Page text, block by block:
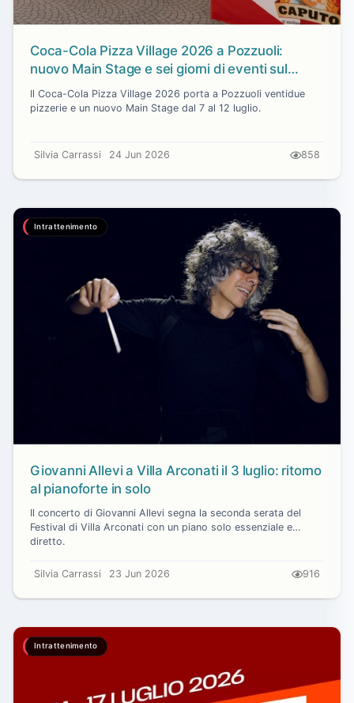
Coca-Cola Pizza Village 2026 a Pozzuoli:
nuovo Main Stage e sei giorni di eventi sul
lungomare
Il Coca-Cola Pizza Village 2026 porta a Pozzuoli ventidue
pizzerie e un nuovo Main Stage dal 7 al 12 luglio.
Silvia Carrassi 24 Jun 2026 858
Intrattenimento
Giovanni Allevi a Villa Arconati il 3 luglio: ritorno
al pianoforte in solo
Il concerto di Giovanni Allevi segna la seconda serata del
Festival di Villa Arconati con un piano solo essenziale e
diretto.
Silvia Carrassi 23 Jun 2026 916
Intrattenimento